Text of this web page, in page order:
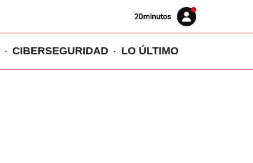
Volver
Iniciar
sesión
CIBERSEGURIDAD LO ÚLTIMO